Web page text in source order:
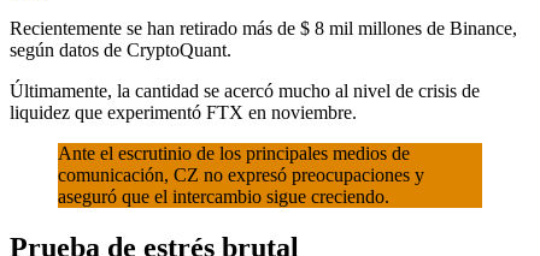
Recientemente se han retirado más de $ 8 mil millones de Binance,
según datos de CryptoQuant.
Últimamente, la cantidad se acercó mucho al nivel de crisis de
liquidez que experimentó FTX en noviembre.
Ante el escrutinio de los principales medios de
comunicación, CZ no expresó preocupaciones y
aseguró que el intercambio sigue creciendo.
Prueba de estrés brutal